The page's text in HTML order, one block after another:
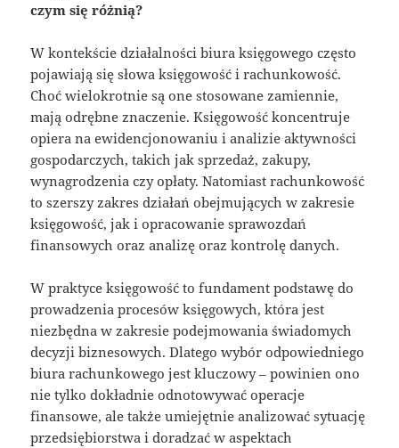
czym się różnią?
W kontekście działalności biura księgowego często
pojawiają się słowa księgowość i rachunkowość.
Choć wielokrotnie są one stosowane zamiennie,
mają odrębne znaczenie. Księgowość koncentruje
opiera na ewidencjonowaniu i analizie aktywności
gospodarczych, takich jak sprzedaż, zakupy,
wynagrodzenia czy opłaty. Natomiast rachunkowość
to szerszy zakres działań obejmujących w zakresie
księgowość, jak i opracowanie sprawozdań
finansowych oraz analizę oraz kontrolę danych.
W praktyce księgowość to fundament podstawę do
prowadzenia procesów księgowych, która jest
niezbędna w zakresie podejmowania świadomych
decyzji biznesowych. Dlatego wybór odpowiedniego
biura rachunkowego jest kluczowy – powinien ono
nie tylko dokładnie odnotowywać operacje
finansowe, ale także umiejętnie analizować sytuację
przedsiębiorstwa i doradzać w aspektach